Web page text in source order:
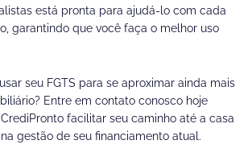
está pronta para ajudá-lo com cada
garantindo que você faça o melhor uso
seu FGTS para se aproximar ainda mais
Entre em contato conosco hoje
facilitar seu caminho até a casa
gestão de seu financiamento atual.